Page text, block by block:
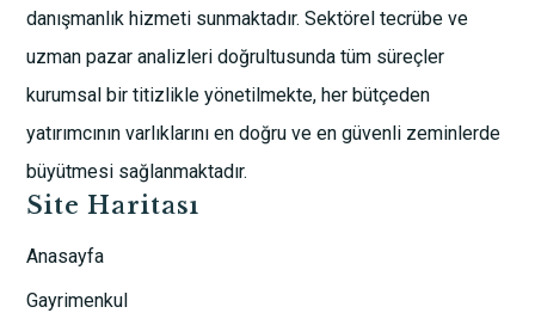
danışmanlık hizmeti sunmaktadır. Sektörel tecrübe ve
uzman pazar analizleri doğrultusunda tüm süreçler
kurumsal bir titizlikle yönetilmekte, her bütçeden
yatırımcının varlıklarını en doğru ve en güvenli zeminlerde
büyütmesi sağlanmaktadır.
Site Haritası
Anasayfa
Gayrimenkul